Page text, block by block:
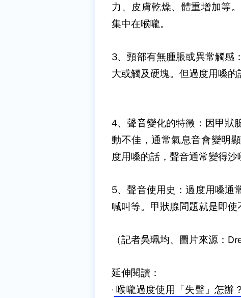
力、皮膚乾燥、體重增加等
集中在喉嚨。
3、頸部有無腫脹或異常觸感：
大或觸及硬塊。但過度用嗓的
4、聲音變化的特徵： 因甲狀
動不佳，通常氣息音會變明
度用嗓的話，聲音通常變得沙
5、聲音使用史：過度用嗓通
喊叫等。甲狀腺問題就是即使
（記者吳珮均、圖片來源：
延伸閱讀：
· 喉嚨過度使用「失聲」怎辦